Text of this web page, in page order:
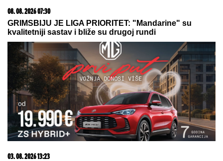
Stiže ASTRO-FENOMEN GODINE! Lavlja kapija 888
otvara se 8. avgusta i donosi ogroman novac i
PREOKRET SUDBINE - ali jedan RITUAL morate da
uradite za uspeh
Jovana Jeremić žestoko
RASKRINKALA bivšeg nakon
veridbe: "U dugovima je!" Isplivala
istina o njegovim milionima